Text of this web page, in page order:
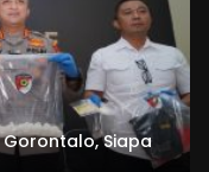
Gorontalo, Siapa